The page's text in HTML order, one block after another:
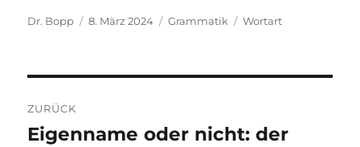
Autor
Dr. Bopp
Veröffentlicht
8. März 2024 Kategorien
Grammatik Schlagwörter
Wortart
ZURÜCK
Vorheriger
Eigenname oder nicht: der